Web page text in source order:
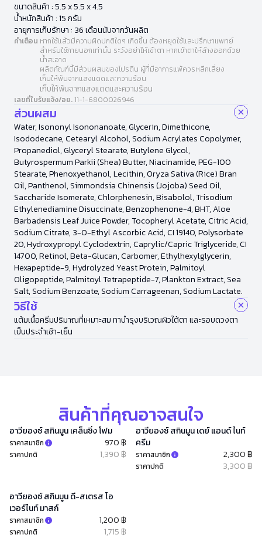
ขนาดสินค้า : 5.5 x 5.5 x 4.5
น้ำหนักสินค้า : 15 กรัม
อายุการเก็บรักษา : 36 เดือนนับจากวันผลิต
คำเตือน หากใช้แล้วมีความผิดปกติใดๆ เกิดขึ้น ต้องหยุดใช้และปรึกษาแพทย์
สำหรับใช้ภายนอกเท่านั้น ระวังอย่าให้เข้าตา หากเข้าตาให้ล้างออกด้วย
น้ำสะอาด
ผลิตภัณฑ์นี้มีส่วนผสมของโปรตีน ผู้ที่มีอาการแพ้ควรหลีกเลี่ยง
เก็บให้พ้นจากแสงแดดและความร้อน
เก็บให้พ้นจากแสงแดดและความร้อน
เลขที่ใบรับแจ้ง/อย. 11-1-6800026946
ส่วนผสม
Water, Isononyl Isononanoate, Glycerin, Dimethicone,
Isododecane, Cetearyl Alcohol, Sodium Acrylates Copolymer,
Propanediol, Glyceryl Stearate, Butylene Glycol,
Butyrospermum Parkii (Shea) Butter, Niacinamide, PEG-100
Stearate, Phenoxyethanol, Lecithin, Oryza Sativa (Rice) Bran
Oil, Panthenol, Simmondsia Chinensis (Jojoba) Seed Oil,
Saccharide Isomerate, Chlorphenesin, Bisabolol, Trisodium
Ethylenediamine Disuccinate, Benzophenone-4, BHT, Aloe
Barbadensis Leaf Juice Powder, Tocopheryl Acetate, Citric Acid,
Sodium Citrate, 3-O-Ethyl Ascorbic Acid, CI 19140, Polysorbate
20, Hydroxypropyl Cyclodextrin, Caprylic/Capric Triglyceride, CI
14700, Retinol, Beta-Glucan, Carbomer, Ethylhexylglycerin,
Hexapeptide-9, Hydrolyzed Yeast Protein, Palmitoyl
Oligopeptide, Palmitoyl Tetrapeptide-7, Plankton Extract, Sea
Salt, Sodium Benzoate, Sodium Carrageenan, Sodium Lactate.
วิธีใช้
แต้มเนื้อครีมปริมาณที่เหมาะสม ทาบำรุงบริเวณผิวใต้ตา และรอบดวงตา
เป็นประจำเช้า-เย็น
สินค้าที่คุณอาจสนใจ
อาวียองซ์ สกินมูน เคล็นซิ่ง โฟม
ราคาสมาชิก 970 ฿
ราคาปกติ 1,390 ฿
อาวียองซ์ สกินมูน เดย์ แอนด์ ไนท์
ครีม
ราคาสมาชิก 2,300 ฿
ราคาปกติ 3,300 ฿
อาวียองซ์ สกินมูน ดี-สเตรส โอ
เวอร์ไนท์ มาสก์
ราคาสมาชิก 1,200 ฿
ราคาปกติ 1,715 ฿